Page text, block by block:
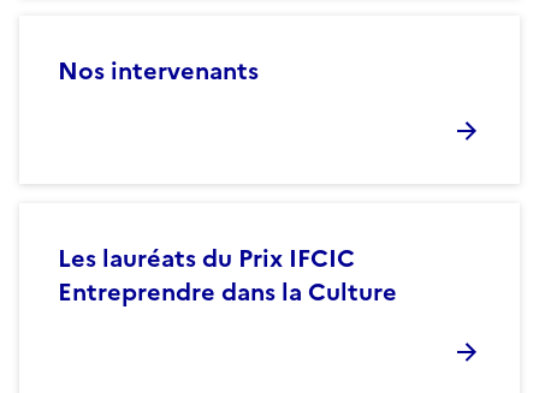
Nos intervenants
Les lauréats du Prix IFCIC
Entreprendre dans la Culture